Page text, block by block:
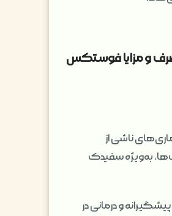
و مزایا فوستکس
ناشی از
به‌ویژه سفیدک
و درمانی در